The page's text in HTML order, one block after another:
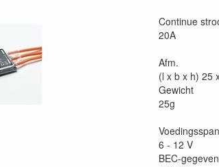
Continue
20A
Afm.
(l x b x h) 25
Gewicht
25g
6 - 12 V
BEC-